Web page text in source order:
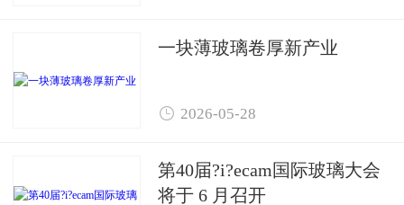
一块薄玻璃卷厚新产业
 2026-05-28
第40届?i?ecam国际玻璃大会
将于 6 月召开